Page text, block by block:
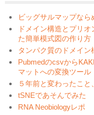
ビッグサルマップなら
ドメイン構造とプリ
た簡単模式図の作り方
タンパク質のドメイン
Pubmedのcsvから
マットへの変換ツール
５年前と変わったこと
tSNEであそんでみた
RNA Neobiologyレポ